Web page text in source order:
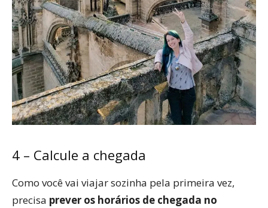
4 – Calcule a chegada
Como você vai viajar sozinha pela primeira vez,
precisa prever os horários de chegada no